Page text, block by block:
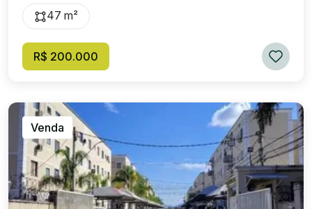
Condomínio oferece: portaria 24h, churrasqueira, piscina,
salão de festas, play, bicicletário e 01 vaga de garagem.
Valor de Venda: R$ 200.000,00, Condomínio: R$ 250,00.
47 m²
R$ 200.000
Venda